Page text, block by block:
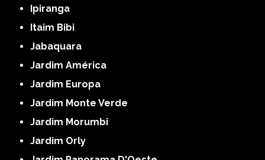
Ipiranga
Itaim Bibi
Jabaquara
Jardim América
Jardim Europa
Jardim Monte Verde
Jardim Morumbi
Jardim Orly